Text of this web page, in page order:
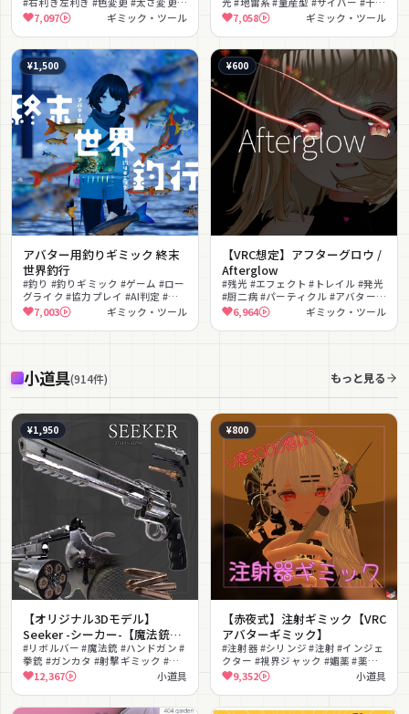
描いた線を持てる #Quest単体
#Toon
7,097 ギミック・ツール
架 #雪の結晶 #色変更可能
7,058 ギミック・ツール
¥1,500
アバター用釣りギミック 終末
世界釣行
#釣り #釣りギミック #ゲーム #ロー
グライク #協力プレイ #AI判定 #ス
トーリー #アバターギミック #ギミ
ック #インタラクション
7,003 ギミック・ツール
¥600
【VRC想定】アフターグロウ /
Afterglow
#残光 #エフェクト #トレイル #発光
#厨二病 #パーティクル #アバターギ
ミック #ギミック
6,964 ギミック・ツール
小道具(914件) もっと見る
¥1,950
【オリジナル3Dモデル】
Seeker -シーカー-【魔法銃】
VRChat想定 パーティクルやギ
ミック付き 銃 リボルバー 魔法
#リボルバー #魔法銃 #ハンドガン #
拳銃 #ガンカタ #射撃ギミック #魔
法 #ファンタジー #十字架 #色変更
12,367 小道具
¥800
【赤夜式】注射ギミック【VRC
アバターギミック】
#注射器 #シリンジ #注射 #インジェ
クター #視界ジャック #媚薬 #薬品 #
ネタ #病みかわいい #他者干渉
9,352 小道具